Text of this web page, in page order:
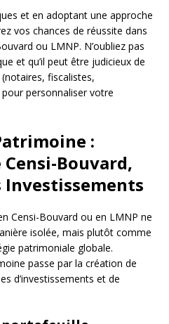
et en adoptant une approche
vos chances de réussite dans
ou LMNP. N’oubliez pas
et qu’il peut être judicieux de
fiscalistes,
personnaliser votre
:
Bouvard,
Investissements
Censi-Bouvard ou en LMNP ne
isolée, mais plutôt comme
patrimoniale globale.
passe par la création de
d’investissements et de